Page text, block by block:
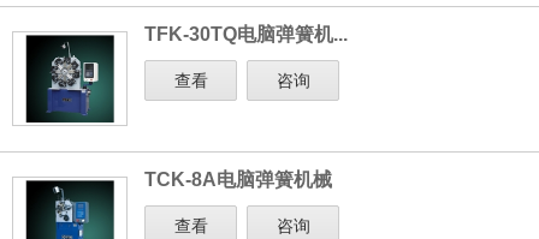
TFK-30TQ电脑弹簧机...
查看 咨询
TCK-8A电脑弹簧机械
查看 咨询